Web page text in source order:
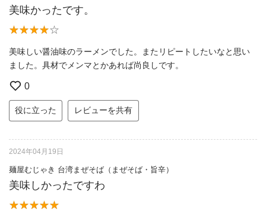
美味かったです。
美味しい醤油味のラーメンでした。またリピートしたいなと思い
ました。具材でメンマとかあれば尚良しです。
0
役に立った レビューを共有
2024年04月19日
麺屋むじゃき 台湾まぜそば（まぜそば・旨辛）
美味しかったですわ